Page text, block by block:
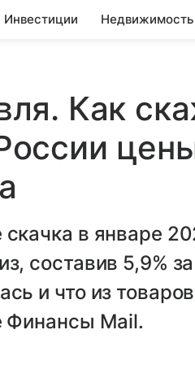
Инвестиции Недвижимость
Как
в январе
составив 5,9%
и что из
Финансы Mail.